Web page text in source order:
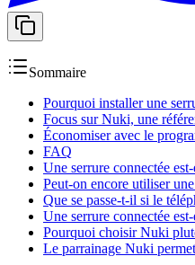
Sommaire
Pourquoi installer une
Focus sur Nuki, une
Économiser avec le
FAQ
Une serrure connectée
Peut-on encore utiliser
Que se passe-t-il si le
Une serrure connectée
Pourquoi choisir Nuki
Le parrainage Nuki